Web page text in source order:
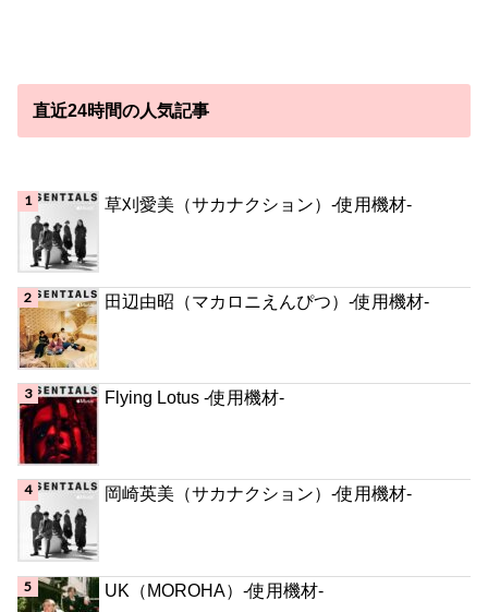
直近24時間の人気記事
草刈愛美（サカナクション）-使用機材-
田辺由昭（マカロニえんぴつ）-使用機材-
Flying Lotus -使用機材-
岡崎英美（サカナクション）-使用機材-
UK（MOROHA）-使用機材-